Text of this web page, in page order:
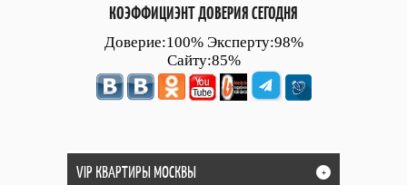
КОЭФФИЦИЭНТ ДОВЕРИЯ СЕГОДНЯ
Доверие:100% Эксперту:98%
Сайту:85%
VIP КВАРТИРЫ МОСКВЫ +